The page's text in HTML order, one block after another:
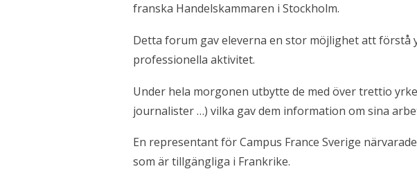
franska Handelskammaren i Stockholm.
Detta forum gav eleverna en stor möjlighet att förstå
professionella aktivitet.
Under hela morgonen utbytte de med över trettio
journalister …) vilka gav dem information om sina
En representant för Campus France Sverige
som är tillgängliga i Frankrike.